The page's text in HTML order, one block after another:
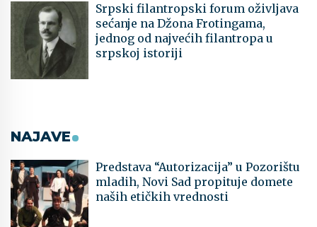
Srpski filantropski forum oživljava
sećanje na Džona Frotingama,
jednog od najvećih filantropa u
srpskoj istoriji
NAJAVE
Predstava “Autorizacija” u Pozorištu
mladih, Novi Sad propituje domete
naših etičkih vrednosti